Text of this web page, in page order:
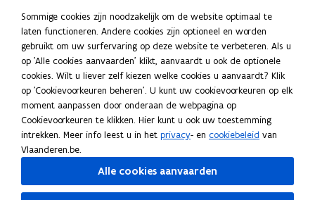
Thema's
Taaladviezen
Spellingregels
Tips voor duidelijke taal
Bekijk ook
Spellingtests
Boek- en webwijzer
Sommige cookies zijn noodzakelijk om de website optimaal te
laten functioneren. Andere cookies zijn optioneel en worden
gebruikt om uw surfervaring op deze website te verbeteren. Als u
op 'Alle cookies aanvaarden' klikt, aanvaardt u ook de optionele
cookies. Wilt u liever zelf kiezen welke cookies u aanvaardt? Klik
op 'Cookievoorkeuren beheren'. U kunt uw cookievoorkeuren op elk
moment aanpassen door onderaan de webpagina op
Cookievoorkeuren te klikken. Hier kunt u ook uw toestemming
intrekken. Meer info leest u in het privacy- en cookiebeleid van
Vlaanderen.be.
Alle cookies aanvaarden